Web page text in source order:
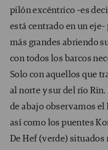
pilón excéntrico –es
está centrado en un
más grandes abriendo
con todos los barcos
Solo con aquellos que
al norte y sur del río
de abajo observamos el
así como los puentes
De Hef (verde) situados